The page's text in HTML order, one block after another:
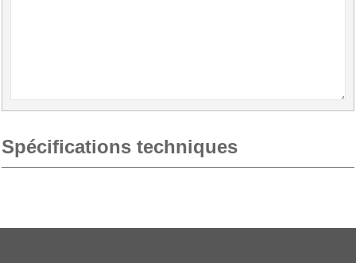
Spécifications techniques